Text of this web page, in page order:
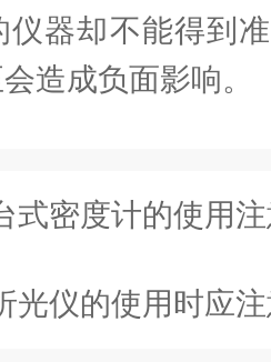
仪器却不能得到
造成负面影响。
式密度计的使用
光仪的使用时应